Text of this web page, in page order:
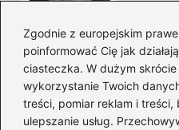
Zgodnie z europejskim
poinformować Cię jak
ciasteczka. W dużym
wykorzystanie Twoich
treści, pomiar reklam i treści,
ulepszanie usług.